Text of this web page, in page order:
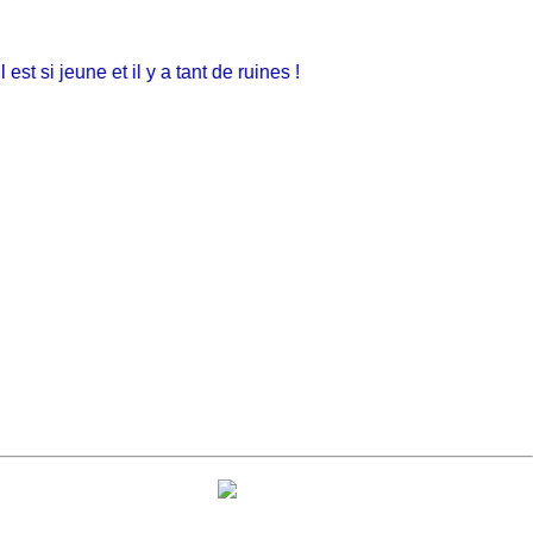
si jeune et il y a tant de ruines !